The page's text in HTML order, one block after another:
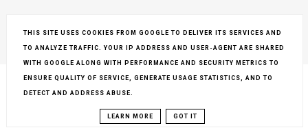
COPYRIGHT ©LEMONCRAFT, BLOGGER
BLOG DESIGN:
THIS SITE USES COOKIES FROM GOOGLE TO DELIVER ITS SERVICES AND
TO ANALYZE TRAFFIC. YOUR IP ADDRESS AND USER-AGENT ARE SHARED
WITH GOOGLE ALONG WITH PERFORMANCE AND SECURITY METRICS TO
ENSURE QUALITY OF SERVICE, GENERATE USAGE STATISTICS, AND TO
DETECT AND ADDRESS ABUSE.
LEARN MORE GOT IT